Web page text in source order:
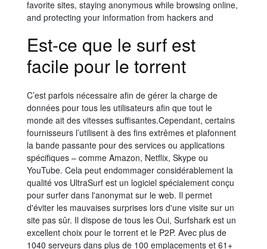
favorite sites, staying anonymous while browsing online,
and protecting your information from hackers and
Est-ce que le surf est
facile pour le torrent
C’est parfois nécessaire afin de gérer la charge de
données pour tous les utilisateurs afin que tout le
monde ait des vitesses suffisantes.Cependant, certains
fournisseurs l’utilisent à des fins extrêmes et plafonnent
la bande passante pour des services ou applications
spécifiques – comme Amazon, Netflix, Skype ou
YouTube. Cela peut endommager considérablement la
qualité vos UltraSurf est un logiciel spécialement conçu
pour surfer dans l'anonymat sur le web. Il permet
d'éviter les mauvaises surprises lors d'une visite sur un
site pas sûr. Il dispose de tous les Oui, Surfshark est un
excellent choix pour le torrent et le P2P. Avec plus de
1040 serveurs dans plus de 100 emplacements et 61+